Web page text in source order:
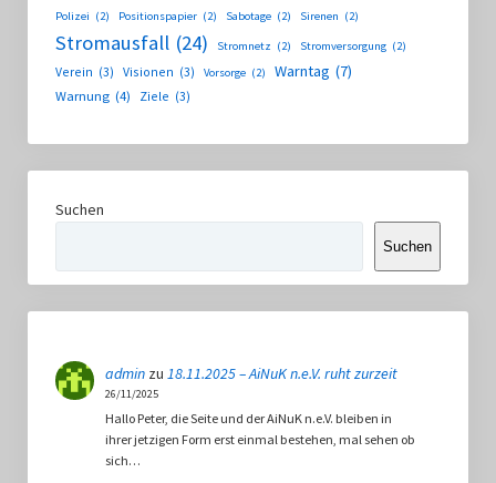
Polizei (2) Positionspapier (2) Sabotage (2) Sirenen (2)
Stromausfall (24) Stromnetz (2) Stromversorgung (2)
Verein (3) Visionen (3) Vorsorge (2) Warntag (7)
Warnung (4) Ziele (3)
Suchen
Suchen
admin zu18.11.2025 – AiNuK n.e.V. ruht zurzeit
26/11/2025
Hallo Peter, die Seite und der AiNuK n.e.V. bleiben in
ihrer jetzigen Form erst einmal bestehen, mal sehen ob
sich…